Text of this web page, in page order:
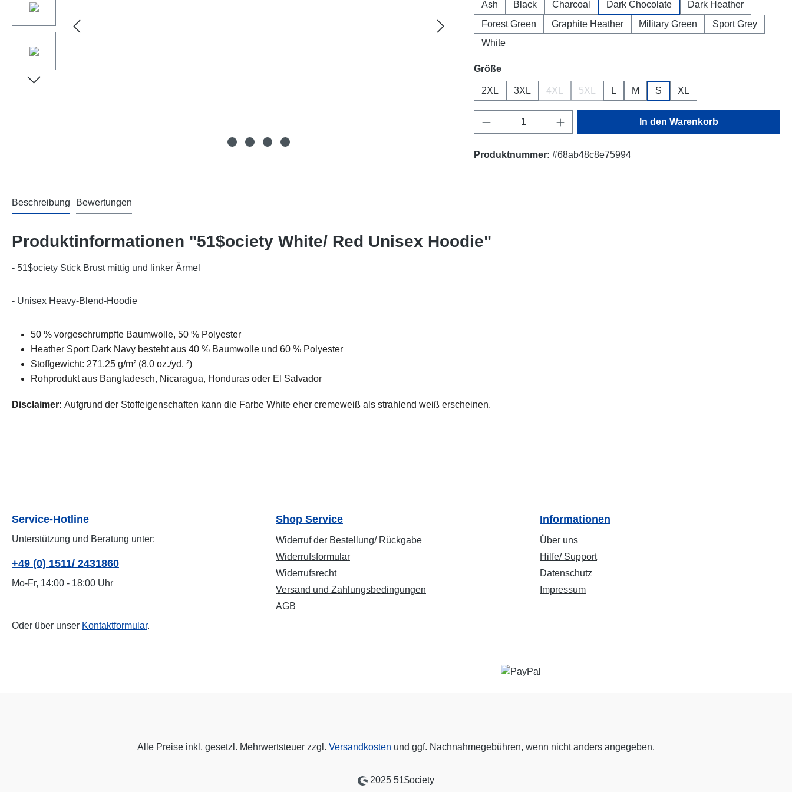
Ash Black Charcoal Dark Chocolate
Dark Heather
Forest Green
Graphite Heather Military Green
Sport Grey
White
Größeauswählen
2XL 3XL 4XL
(Diese Option ist zurzeit nicht verfügbar.)
5XL
(Diese Option ist zurzeit nicht verfügbar.)
L M S XL
Produkt Anzahl: Gib den gewünschten Wert ein
In den Warenkorb
Produktnummer: #68ab48c8e75994
Beschreibung Bewertungen
Produktinformationen "51$ociety White/ Red Unisex Hoodie"
- 51$ociety Stick Brust mittig und linker Ärmel
- Unisex Heavy-Blend-Hoodie
50 % vorgeschrumpfte Baumwolle, 50 % Polyester
Heather Sport Dark Navy besteht aus 40 % Baumwolle und 60 % Polyester
Stoffgewicht: 271,25 g/m² (8,0 oz./yd. ²)
Rohprodukt aus Bangladesch, Nicaragua, Honduras oder El Salvador
Disclaimer: Aufgrund der Stoffeigenschaften kann die Farbe White eher cremeweiß als strahlend weiß erscheinen.
Service-Hotline
Unterstützung und Beratung unter:
+49 (0) 1511/ 2431860
Mo-Fr, 14:00 - 18:00 Uhr
Oder über unser Kontaktformular.
Shop Service
Widerruf der Bestellung/ Rückgabe
Widerrufsformular
Widerrufsrecht
Versand und Zahlungsbedingungen
AGB
Informationen
Über uns
Hilfe/ Support
Datenschutz
Impressum
Alle Preise inkl. gesetzl. Mehrwertsteuer zzgl. Versandkosten und ggf. Nachnahmegebühren, wenn nicht anders angegeben.
2025 51$ociety